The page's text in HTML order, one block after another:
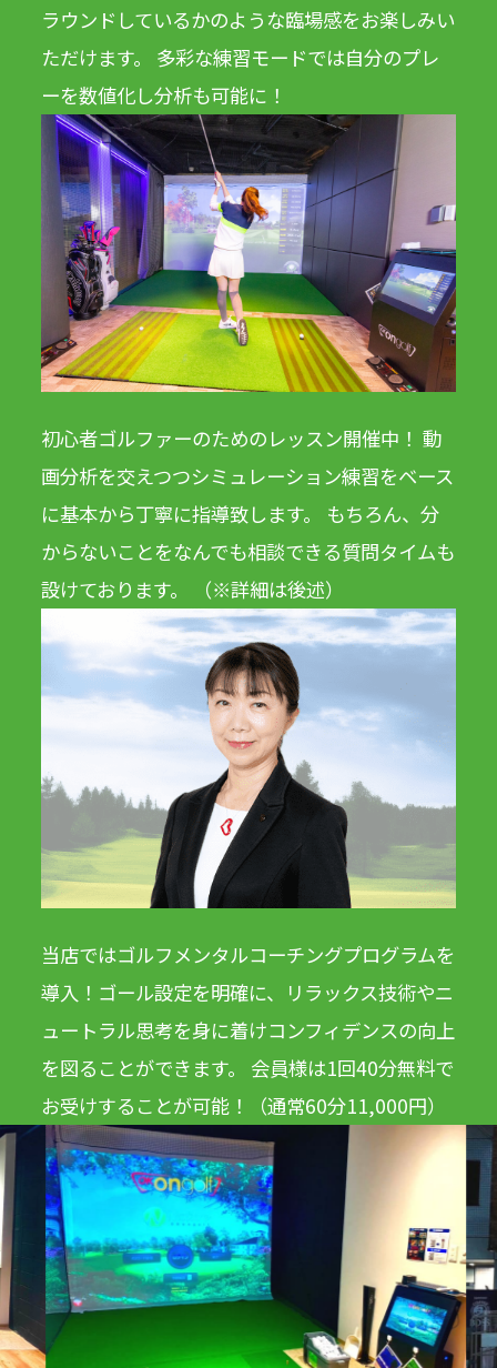
ラウンドしているかのような臨場感をお楽しみい
ただけます。 多彩な練習モードでは自分のプレ
ーを数値化し分析も可能に！
初心者ゴルファーのためのレッスン開催中！ 動
画分析を交えつつシミュレーション練習をベース
に基本から丁寧に指導致します。 もちろん、分
からないことをなんでも相談できる質問タイムも
設けております。 （※詳細は後述）
当店ではゴルフメンタルコーチングプログラムを
導入！ゴール設定を明確に、リラックス技術やニ
ュートラル思考を身に着けコンフィデンスの向上
を図ることができます。 会員様は1回40分無料で
お受けすることが可能！（通常60分11,000円）